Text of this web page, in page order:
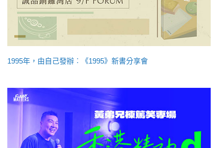
1995年，由自己發辦︰《1995》新書分享會